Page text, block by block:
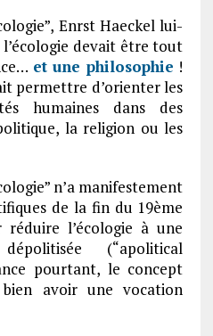
Enrst Haeckel lui-
devait être tout
et une philosophie !
permettre d’orienter les
humaines dans des
la religion ou les
n’a manifestement
de la fin du 19ème
l’écologie à une
(“apolitical
pourtant, le concept
bien avoir une vocation